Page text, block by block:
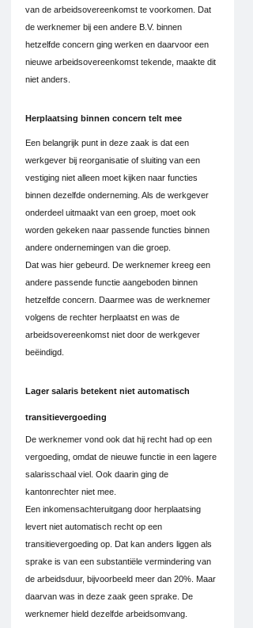
van de arbeidsovereenkomst te voorkomen. Dat
de werknemer bij een andere B.V. binnen
hetzelfde concern ging werken en daarvoor een
nieuwe arbeidsovereenkomst tekende, maakte dit
niet anders.
Herplaatsing binnen concern telt mee
Een belangrijk punt in deze zaak is dat een
werkgever bij reorganisatie of sluiting van een
vestiging niet alleen moet kijken naar functies
binnen dezelfde onderneming. Als de werkgever
onderdeel uitmaakt van een groep, moet ook
worden gekeken naar passende functies binnen
andere ondernemingen van die groep.
Dat was hier gebeurd. De werknemer kreeg een
andere passende functie aangeboden binnen
hetzelfde concern. Daarmee was de werknemer
volgens de rechter herplaatst en was de
arbeidsovereenkomst niet door de werkgever
beëindigd.
Lager salaris betekent niet automatisch
transitievergoeding
De werknemer vond ook dat hij recht had op een
vergoeding, omdat de nieuwe functie in een lagere
salarisschaal viel. Ook daarin ging de
kantonrechter niet mee.
Een inkomensachteruitgang door herplaatsing
levert niet automatisch recht op een
transitievergoeding op. Dat kan anders liggen als
sprake is van een substantiële vermindering van
de arbeidsduur, bijvoorbeeld meer dan 20%. Maar
daarvan was in deze zaak geen sprake. De
werknemer hield dezelfde arbeidsomvang.